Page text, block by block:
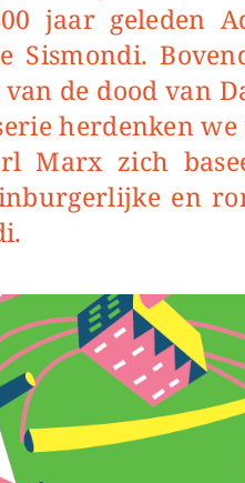
jaar geleden
Sismondi.
de dood van
herdenken we
Marx zich
en